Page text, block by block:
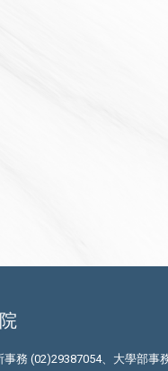
務 (02)29387054、大學部事